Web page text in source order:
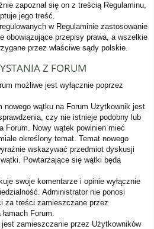
zapoznał się on z treścią Regulaminu,
jego treść.
w Regulaminie zastosowanie
obowiązujące przepisy prawa, a wszelkie
przez właściwe sądy polskie.
Z FORUM
możliwe jest wyłącznie poprzez
nowego wątku na Forum Użytkownik jest
czy nie istnieje podobny lub
Forum. Nowy wątek powinien mieć
określony temat. Temat nowego
wskazywać przedmiot dyskusji
wątki. Powtarzające się wątki będą
swoje komentarze i opinie wyłącznie
Administrator nie ponosi
za treści zamieszczane przez
Forum.
jest zamieszczanie przez Użytkowników